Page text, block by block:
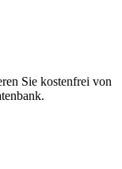
Sie kostenfrei von